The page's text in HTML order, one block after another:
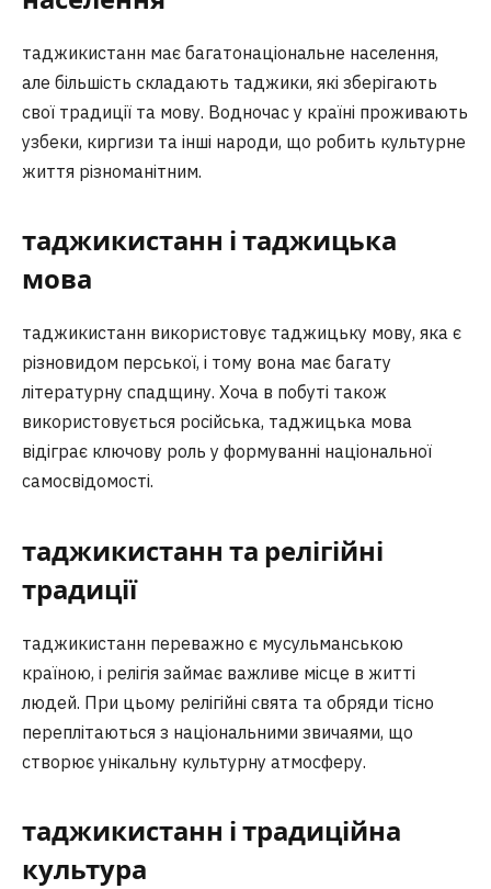
таджикистанн має багатонаціональне населення,
але більшість складають таджики, які зберігають
свої традиції та мову. Водночас у країні проживають
узбеки, киргизи та інші народи, що робить культурне
життя різноманітним.
таджикистанн і таджицька
мова
таджикистанн використовує таджицьку мову, яка є
різновидом перської, і тому вона має багату
літературну спадщину. Хоча в побуті також
використовується російська, таджицька мова
відіграє ключову роль у формуванні національної
самосвідомості.
таджикистанн та релігійні
традиції
таджикистанн переважно є мусульманською
країною, і релігія займає важливе місце в житті
людей. При цьому релігійні свята та обряди тісно
переплітаються з національними звичаями, що
створює унікальну культурну атмосферу.
таджикистанн і традиційна
культура